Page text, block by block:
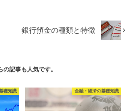
銀行預金の種類と特徴
の記事も人気です。
礎知識 金融・経済の基礎知識